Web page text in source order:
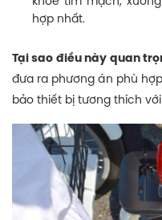
hợp nhất.
Tại sao điều này quan
đưa ra phương án phù
bảo thiết bị tương thích